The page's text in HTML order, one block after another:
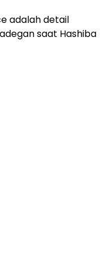
adalah detail
saat Hashiba